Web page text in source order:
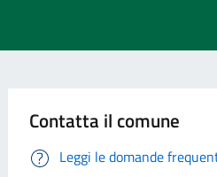
Contatta il comune
Leggi le domande